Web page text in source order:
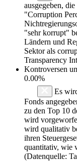
ausgegeben,
"Corruption
"sehr korrupt"
Ländern und
Sektor als
Transparency
Kontroversen
0.00%
Es
Fonds
zu den Top 10
wird
wird qualitativ
ihren
quantitativ, wie
(Datenquelle: